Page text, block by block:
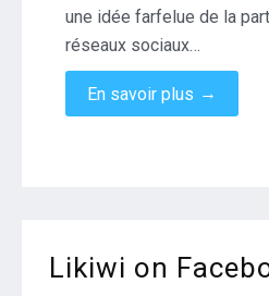
une idée farfelue de la
réseaux sociaux…
En savoir plus →
Likiwi on